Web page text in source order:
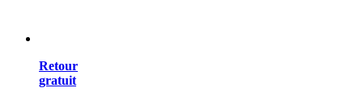
Retour
gratuit